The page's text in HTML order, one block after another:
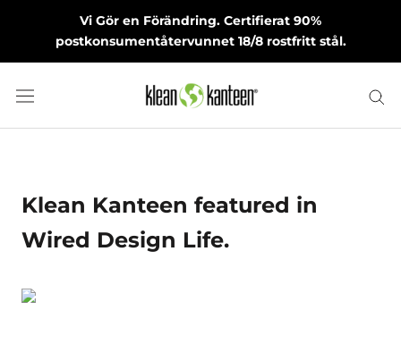
Vi Gör en Förändring. Certifierat 90%
postkonsumentåtervunnet 18/8 rostfritt stål.
Klean Kanteen featured in
Wired Design Life.